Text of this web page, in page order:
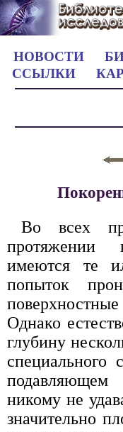
НОВОСТИ
ССЫЛКИ
Во всех
протяжении
имеются те
попыток
Однако
глубину
специального
никому не
значительно